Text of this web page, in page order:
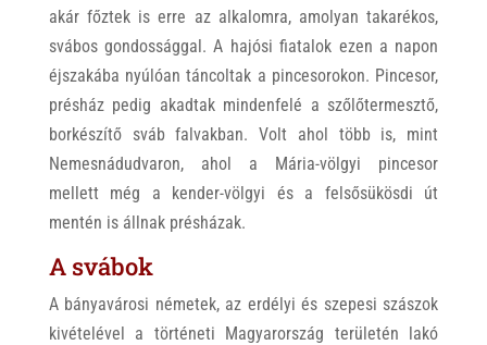
akár főztek is erre az alkalomra, amolyan takarékos,
svábos gondossággal. A hajósi fiatalok ezen a napon
éjszakába nyúlóan táncoltak a pincesorokon. Pincesor,
présház pedig akadtak mindenfelé a szőlőtermesztő,
borkészítő sváb falvakban. Volt ahol több is, mint
Nemesnádudvaron, ahol a Mária-völgyi pincesor
mellett még a kender-völgyi és a felsősükösdi út
mentén is állnak présházak.
A svábok
A bányavárosi németek, az erdélyi és szepesi szászok
kivételével a történeti Magyarország területén lakó